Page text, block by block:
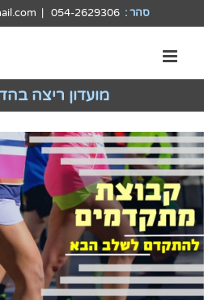
לתוכן
סהר : 054-2629306
מועדון ריצה